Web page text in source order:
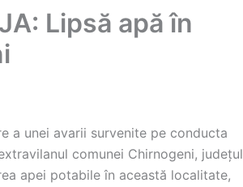
Lipsă apă în
a unei avarii survenite pe conducta
comunei Chirnogeni, județul
apei potabile în această localitate,